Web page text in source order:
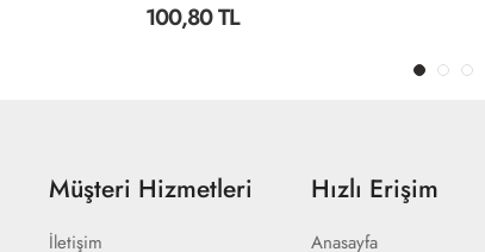
100,80 TL
Müşteri Hizmetleri
İletişim
Hızlı Erişim
Anasayfa